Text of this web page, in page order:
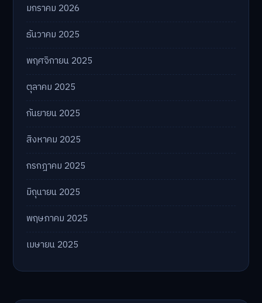
มกราคม 2026
ธันวาคม 2025
พฤศจิกายน 2025
ตุลาคม 2025
กันยายน 2025
สิงหาคม 2025
กรกฎาคม 2025
มิถุนายน 2025
พฤษภาคม 2025
เมษายน 2025